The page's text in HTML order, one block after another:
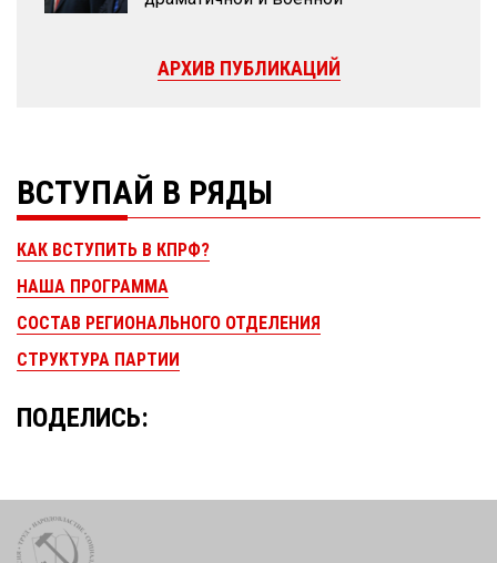
АРХИВ ПУБЛИКАЦИЙ
ВСТУПАЙ В РЯДЫ
КАК ВСТУПИТЬ В КПРФ?
НАША ПРОГРАММА
СОСТАВ РЕГИОНАЛЬНОГО ОТДЕЛЕНИЯ
СТРУКТУРА ПАРТИИ
ПОДЕЛИСЬ: